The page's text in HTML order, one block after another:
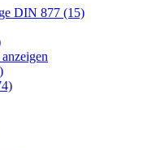
DIN 877 (15)